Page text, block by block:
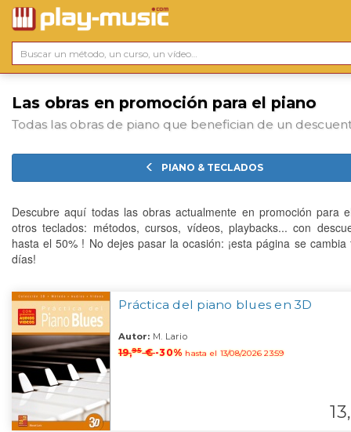
Las obras en promoción para el piano
Todas las obras de piano que benefician de un
PIANO & TECLADOS
Descubre aquí todas las obras actualmente en promoción para
otros teclados: métodos, cursos, vídeos, playbacks... con
hasta el 50% ! No dejes pasar la ocasión: ¡esta página se cambia
días!
Práctica del piano blues en 3D
Autor: M. Lario
19,95€-30%hasta el 13/08/2026 23:59
13,